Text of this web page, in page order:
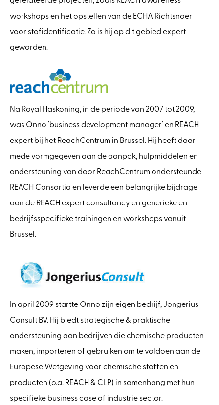
workshops en het opstellen van de ECHA Richtsnoer
voor stofidentificatie. Zo is hij op dit gebied expert
geworden.
Na Royal Haskoning, in de periode van 2007 tot 2009,
was Onno ´business development manager´ en REACH
expert bij het ReachCentrum in Brussel. Hij heeft daar
mede vormgegeven aan de aanpak, hulpmiddelen en
ondersteuning van door ReachCentrum ondersteunde
REACH Consortia en leverde een belangrijke bijdrage
aan de REACH expert consultancy en generieke en
bedrijfsspecifieke trainingen en workshops vanuit
Brussel.
In april 2009 startte Onno zijn eigen bedrijf, Jongerius
Consult BV. Hij biedt strategische & praktische
ondersteuning aan bedrijven die chemische producten
maken, importeren of gebruiken om te voldoen aan de
Europese Wetgeving voor chemische stoffen en
producten (o.a. REACH & CLP) in samenhang met hun
specifieke business case of industrie sector.